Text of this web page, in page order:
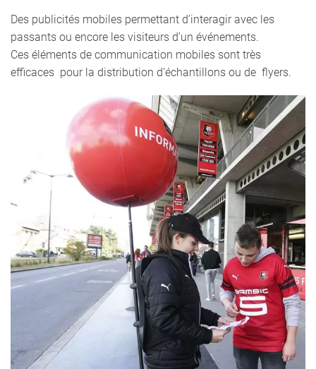
Des publicités mobiles permettant d’interagir avec les
passants ou encore les visiteurs d’un événements.
Ces éléments de communication mobiles sont très
efficaces pour la distribution d’échantillons ou de flyers.